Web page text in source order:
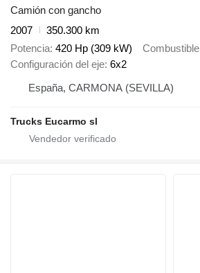
Camión con gancho
2007
350.300 km
Potencia 420 Hp (309 kW) Combustible
Configuración del eje 6x2
España, CARMONA (SEVILLA)
Trucks Eucarmo sl